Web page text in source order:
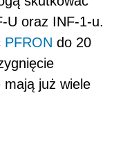
U oraz INF-1-u.
PFRON do 20
mają już wiele